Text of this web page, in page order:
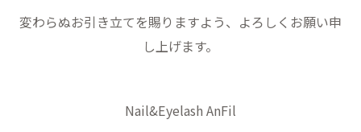
変わらぬお引き立てを賜りますよう、よろしくお願い申
し上げます。
Nail&Eyelash AnFil